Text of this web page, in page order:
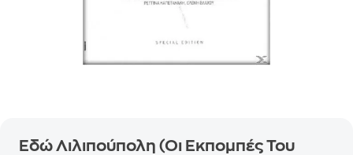
Εδώ Λιλιπούπολη (Οι Εκπομπές Του